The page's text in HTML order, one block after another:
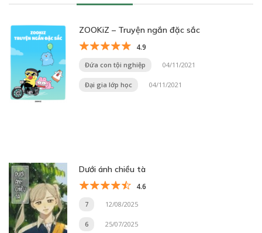
ZOOKiZ – Truyện ngắn đặc sắc
4.9
Đứa con tội nghiệp 04/11/2021
Đại gia lớp học 04/11/2021
Dưới ánh chiều tà
4.6
7 12/08/2025
6 25/07/2025